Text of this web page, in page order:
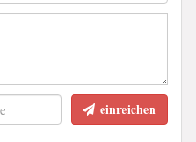
einreichen